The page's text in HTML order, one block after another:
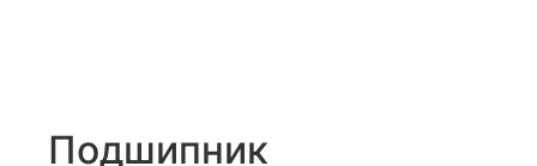
Подшипник